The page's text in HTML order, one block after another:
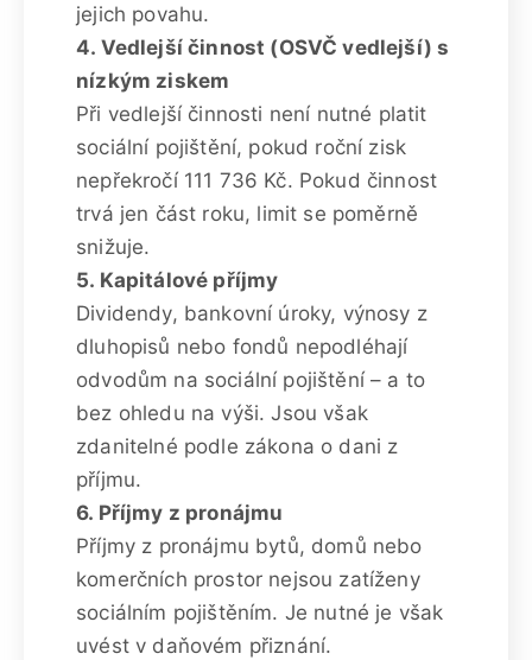
jejich povahu.
4. Vedlejší činnost (OSVČ vedlejší) s
nízkým ziskem
Při vedlejší činnosti není nutné platit
sociální pojištění, pokud roční zisk
nepřekročí 111 736 Kč. Pokud činnost
trvá jen část roku, limit se poměrně
snižuje.
5. Kapitálové příjmy
Dividendy, bankovní úroky, výnosy z
dluhopisů nebo fondů nepodléhají
odvodům na sociální pojištění – a to
bez ohledu na výši. Jsou však
zdanitelné podle zákona o dani z
příjmu.
6. Příjmy z pronájmu
Příjmy z pronájmu bytů, domů nebo
komerčních prostor nejsou zatíženy
sociálním pojištěním. Je nutné je však
uvést v daňovém přiznání.